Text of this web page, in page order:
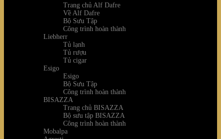
Trang chủ Alf Dafre
Về Alf Dafre
Bộ Sưu Tập
Công trình hoàn thành
Liebherr
Tủ lạnh
Tủ rượu
Tủ cigar
Esigo
Esigo
Bộ Sưu Tập
Công trình hoàn thành
BISAZZA
Trang chủ BISAZZA
Bộ sưu tập BISAZZA
Công trình hoàn thành
Mobalpa